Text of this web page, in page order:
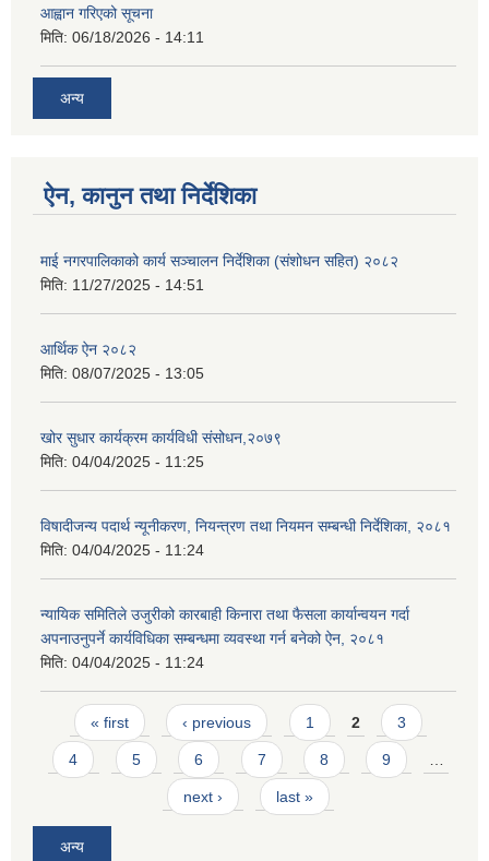
आह्वान गरिएको सूचना
मिति: 06/18/2026 - 14:11
अन्य
ऐन, कानुन तथा निर्देशिका
माई नगरपालिकाको कार्य सञ्चालन निर्देशिका (संशोधन सहित) २०८२
मिति: 11/27/2025 - 14:51
आर्थिक ऐन २०८२
मिति: 08/07/2025 - 13:05
खोर सुधार कार्यक्रम कार्यविधी संसोधन,२०७९
मिति: 04/04/2025 - 11:25
विषादीजन्य पदार्थ न्यूनीकरण, नियन्त्रण तथा नियमन सम्बन्धी निर्देशिका, २०८१
मिति: 04/04/2025 - 11:24
न्यायिक समितिले उजुरीको कारबाही किनारा तथा फैसला कार्यान्वयन गर्दा
अपनाउनुपर्ने कार्यविधिका सम्बन्धमा व्यवस्था गर्न बनेको ऐन, २०८१
मिति: 04/04/2025 - 11:24
Pages
« first ‹ previous 1 2 3
4 5 6 7 8 9
next › last »
अन्य